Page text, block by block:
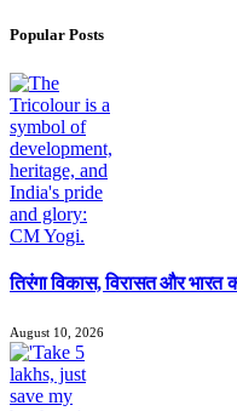
Popular Posts
तिरंगा विकास, विरासत और भारत
August 10, 2026